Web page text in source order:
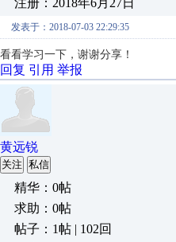
注册：2018年6月27日
发表于：2018-07-03 22:29:35
看看学习一下，谢谢分享！
回复 引用 举报
黄远锐
关注 私信
精华：0帖
求助：0帖
帖子：1帖 | 102回